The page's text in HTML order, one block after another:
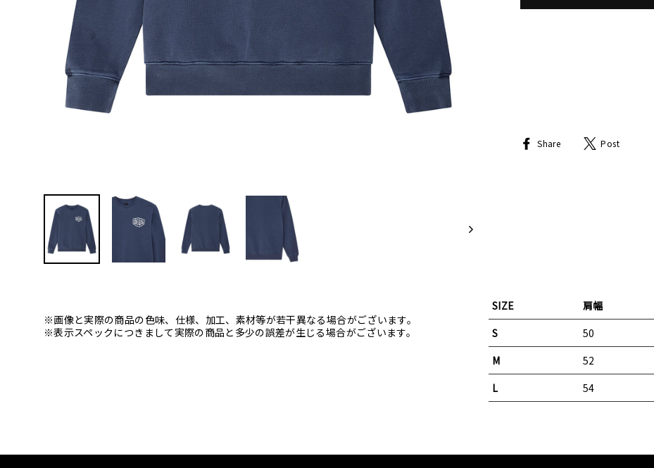
Share
Share
on
Post
※画像と実際の商品の色味、仕様、加工、素材等が若干異なる場合がございます。
※表示スペックにつきまして実際の商品と多少の誤差が生じる場合がございます。
SIZE 肩幅
S
50
M
52
L
54